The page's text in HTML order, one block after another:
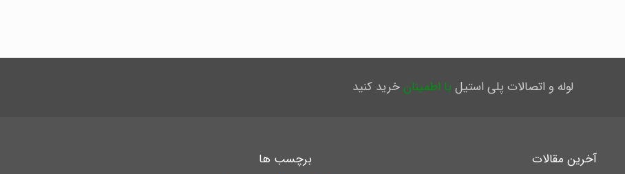
لوله و اتصالات پلی استیل با اطمینانخرید کنید
آخرین مقالات برچسب ها